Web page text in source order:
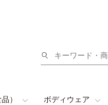
検
） ボディウェア